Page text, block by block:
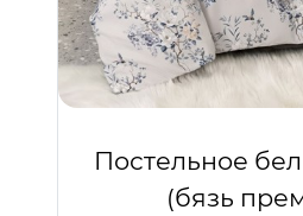
Постельное
(бязь